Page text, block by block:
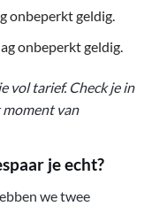
onbeperkt geldig.
onbeperkt geldig.
vol tarief. Check je in
moment van
je echt?
we twee